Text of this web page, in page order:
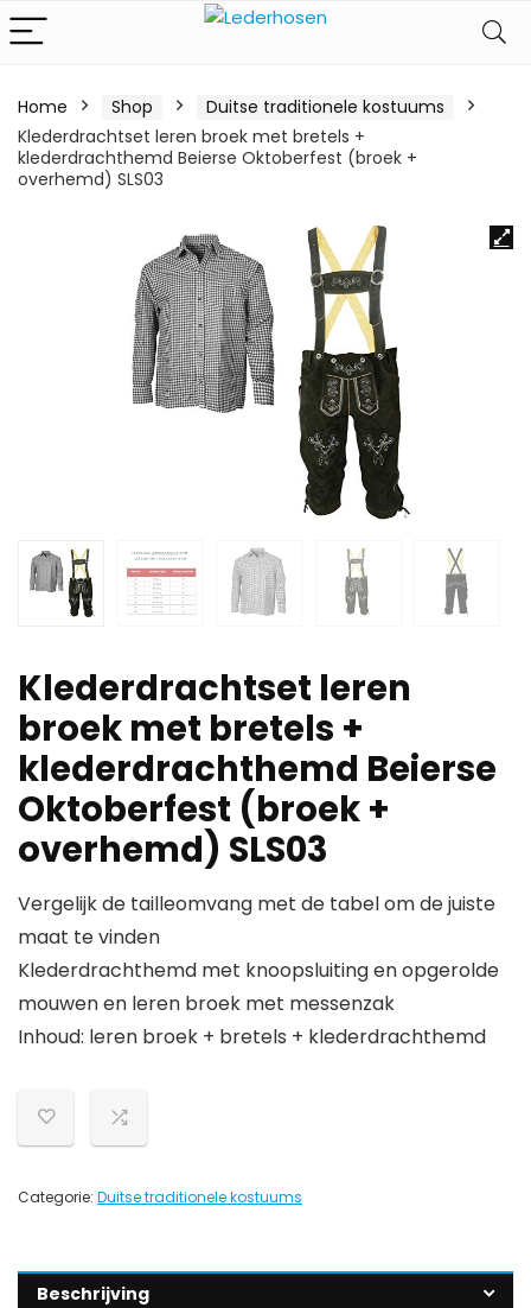
Home Shop
Duitse traditionele kostuums
Klederdrachtset leren broek met bretels +
klederdrachthemd Beierse Oktoberfest (broek +
overhemd) SLS03
Klederdrachtset leren
broek met bretels +
klederdrachthemd Beierse
Oktoberfest (broek +
overhemd) SLS03
Vergelijk de tailleomvang met de tabel om de juiste
maat te vinden
Klederdrachthemd met knoopsluiting en opgerolde
mouwen en leren broek met messenzak
Inhoud: leren broek + bretels + klederdrachthemd
Categorie: Duitse traditionele kostuums
Beschrijving